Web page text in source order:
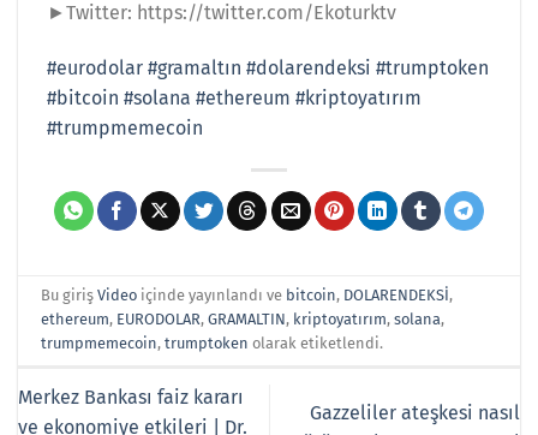
►Twitter: https://twitter.com/Ekoturktv
#eurodolar #gramaltın #dolarendeksi #trumptoken
#bitcoin #solana #ethereum #kriptoyatırım
#trumpmemecoin
Bu girişVideo içinde yayınlandı ve bitcoin, DOLARENDEKSİ,
ethereum, EURODOLAR,GRAMALTIN, kriptoyatırım,solana,
trumpmemecoin,trumptoken olarak etiketlendi.
Merkez Bankası faiz kararı
ve ekonomiye etkileri | Dr.
Gazzeliler ateşkesi nasıl